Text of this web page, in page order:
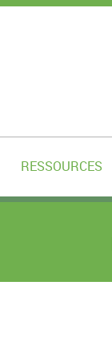
RESSOURCES